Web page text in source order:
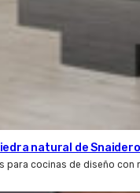
natural de Snaidero
para cocinas de diseño